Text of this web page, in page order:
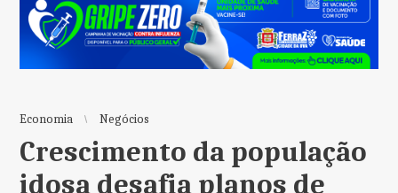
Economia Negócios
Crescimento da população
idosa desafia planos de